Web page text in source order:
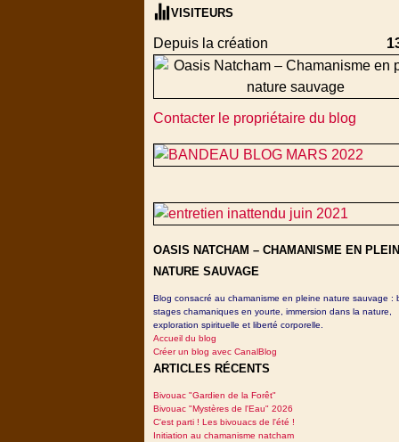
VISITEURS
Depuis la création
Contacter le propriétaire du blog
OASIS NATCHAM – CHAMANISME EN
NATURE SAUVAGE
Blog consacré au chamanisme en pleine nature sauvage :
stages chamaniques en yourte, immersion dans la nature,
exploration spirituelle et liberté corporelle.
Accueil du blog
Créer un blog avec CanalBlog
ARTICLES RÉCENTS
Bivouac "Gardien de la Forêt"
Bivouac "Mystères de l'Eau" 2026
C'est parti ! Les bivouacs de l'été !
Initiation au chamanisme natcham